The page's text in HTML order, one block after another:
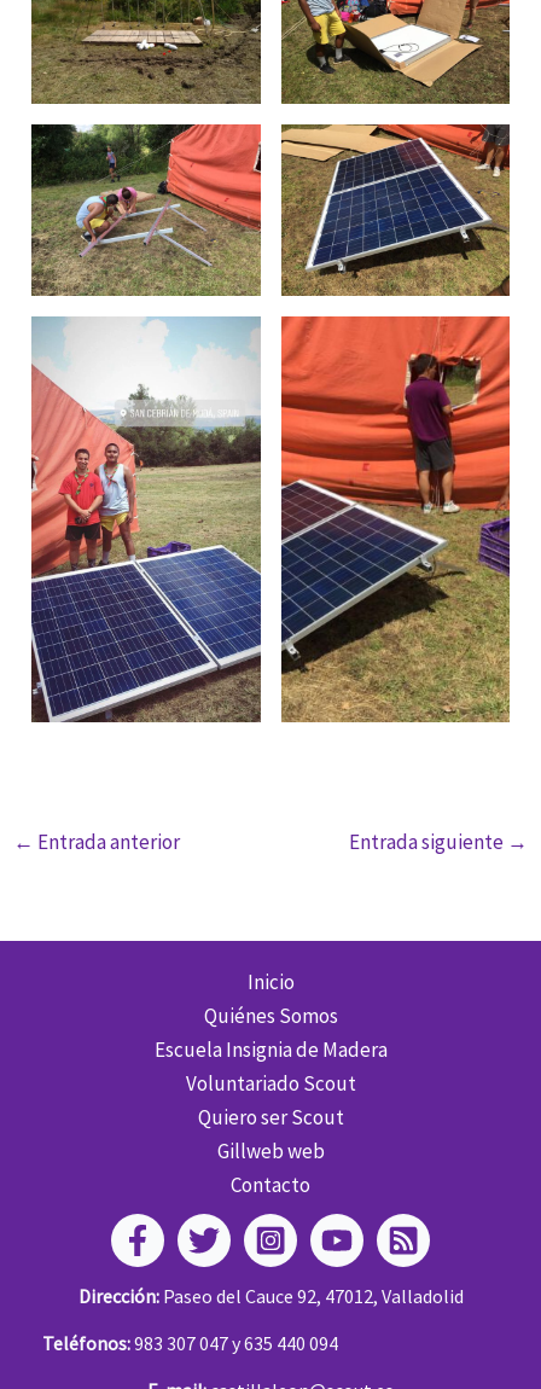
← Entrada anterior Entrada siguiente →
Inicio
Quiénes Somos
Escuela Insignia de Madera
Voluntariado Scout
Quiero ser Scout
Gillweb web
Contacto
Dirección:Paseo del Cauce 92, 47012, Valladolid
Teléfonos:983 307 047 y 635 440 094